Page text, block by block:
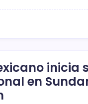
inicia
en